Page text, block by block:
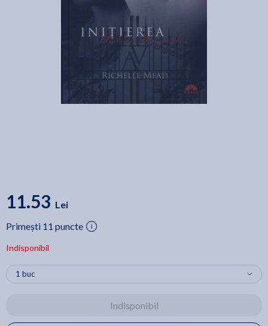
11.53 Lei
Primești 11 puncte
Indisponibil
Indisponibil